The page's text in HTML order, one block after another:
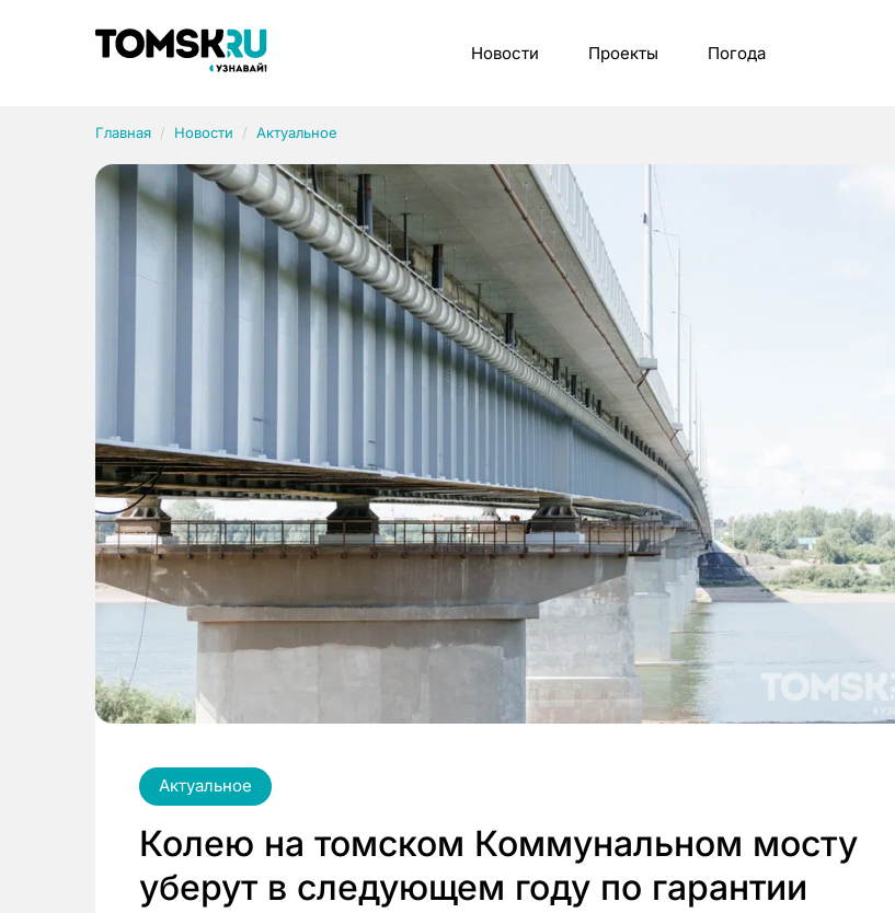
Новости Проекты Погода
Главная Новости Актуальное
Актуальное
Колею на томском Коммунальном мосту
уберут в следующем году по гарантии
Рубрики